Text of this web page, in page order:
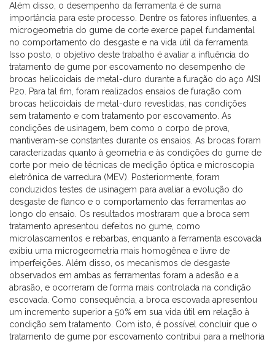
Além disso, o desempenho da ferramenta é de suma
importância para este processo. Dentre os fatores influentes, a
microgeometria do gume de corte exerce papel fundamental
no comportamento do desgaste e na vida útil da ferramenta.
Isso posto, o objetivo deste trabalho é avaliar a influência do
tratamento de gume por escovamento no desempenho de
brocas helicoidais de metal-duro durante a furação do aço AISI
P20. Para tal fim, foram realizados ensaios de furação com
brocas helicoidais de metal-duro revestidas, nas condições
sem tratamento e com tratamento por escovamento. As
condições de usinagem, bem como o corpo de prova,
mantiveram-se constantes durante os ensaios. As brocas foram
caracterizadas quanto à geometria e às condições do gume de
corte por meio de técnicas de medição óptica e microscopia
eletrônica de varredura (MEV). Posteriormente, foram
conduzidos testes de usinagem para avaliar a evolução do
desgaste de flanco e o comportamento das ferramentas ao
longo do ensaio. Os resultados mostraram que a broca sem
tratamento apresentou defeitos no gume, como
microlascamentos e rebarbas, enquanto a ferramenta escovada
exibiu uma microgeometria mais homogênea e livre de
imperfeições. Além disso, os mecanismos de desgaste
observados em ambas as ferramentas foram a adesão e a
abrasão, e ocorreram de forma mais controlada na condição
escovada. Como consequência, a broca escovada apresentou
um incremento superior a 50% em sua vida útil em relação à
condição sem tratamento. Com isto, é possível concluir que o
tratamento de gume por escovamento contribui para a melhoria